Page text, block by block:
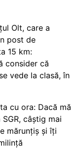
Olt, care a
post de
15 km:
consider că
vede la clasă, în
cu ora: Dacă mă
câștig mai
mărunțiș și îți